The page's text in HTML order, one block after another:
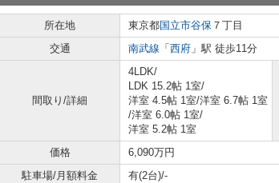
所在地 東京都国立市谷保 ７丁目
交通
南武線 「 西府 」駅 徒歩11分
間取り/詳細
4LDK/
LDK 15.2帖 1室/
洋室 4.5帖 1室/洋室 6.7帖 1室
/洋室 6.0帖 1室/
洋室 5.2帖 1室
価格
6,090万円
駐車場/月額料金
有(2台)/-